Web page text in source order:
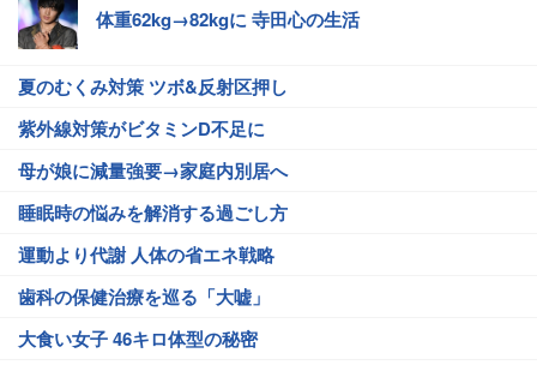
体重62kg→82kgに 寺田心の生活
夏のむくみ対策 ツボ&反射区押し
紫外線対策がビタミンD不足に
母が娘に減量強要→家庭内別居へ
睡眠時の悩みを解消する過ごし方
運動より代謝 人体の省エネ戦略
歯科の保健治療を巡る「大嘘」
大食い女子 46キロ体型の秘密